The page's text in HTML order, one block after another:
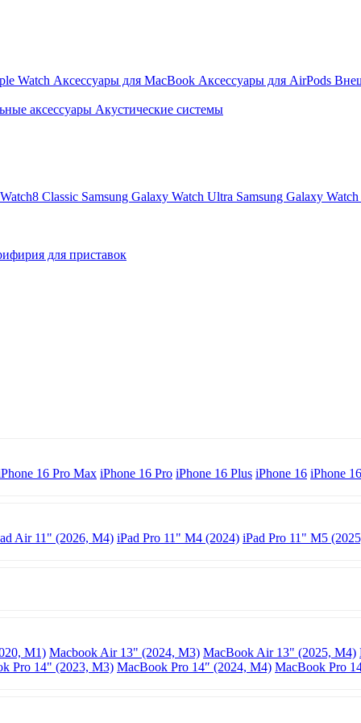
Watch Аксессуары для MacBook Аксессуары для AirPods
аксессуары Акустические системы
Classic Samsung Galaxy Watch Ultra Samsung Galaxy
для приставок
16 Pro Max iPhone 16 Pro iPhone 16 Plus iPhone 16 iPhone
Air 11" (2026, M4) iPad Pro 11" M4 (2024) iPad Pro 11" M5
M1) Macbook Air 13" (2024, M3) MacBook Air 13" (2025, M4)
Pro 14" (2023, M3) MacBook Pro 14″ (2024, M4) MacBook Pro